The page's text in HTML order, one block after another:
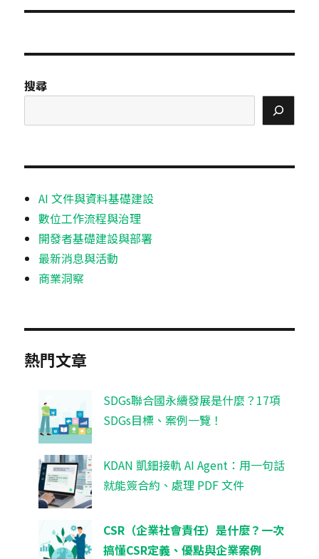
搜尋
AI 文件與資料基礎建設
數位工作流程與治理
開發者基礎建設與部署
最新消息與活動
商業洞察
熱門文章
SDGs聯合國永續發展是什麼？17項
SDGs目標、案例一覽！
KDAN 凱鈿接軌 AI Agent：用一句話
就能簽合約、處理 PDF 文件
CSR（企業社會責任）是什麼？一次
搞懂CSR定義、優點與企業案例